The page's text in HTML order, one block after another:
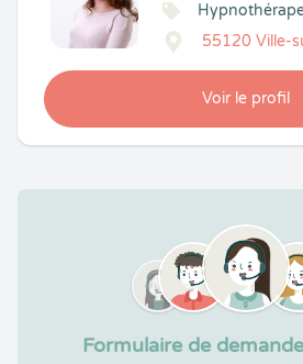
55120 Ville-
Voir le profil
Formulaire de